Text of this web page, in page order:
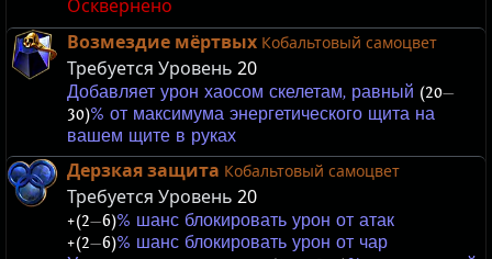
Осквернено
Возмездие мёртвых Кобальтовый самоцвет
Требуется Уровень 20
Добавляет урон хаосом скелетам, равный (20—
30)% от максимума энергетического щита на
вашем щите в руках
Дерзкая защита Кобальтовый самоцвет
Требуется Уровень 20
+(2—6)% шанс блокировать урон от атак
+(2—6)% шанс блокировать урон от чар